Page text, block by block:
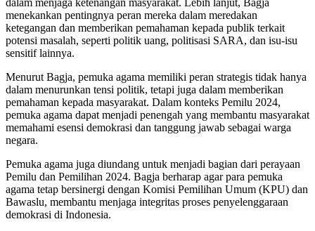
menekankan pentingnya peran mereka dalam meredakan
ketegangan dan memberikan pemahaman kepada publik terkait
potensi masalah, seperti politik uang, politisasi SARA, dan isu-isu
sensitif lainnya.
Menurut Bagja, pemuka agama memiliki peran strategis tidak hanya
dalam menurunkan tensi politik, tetapi juga dalam memberikan
pemahaman kepada masyarakat. Dalam konteks Pemilu 2024,
pemuka agama dapat menjadi penengah yang membantu masyarakat
memahami esensi demokrasi dan tanggung jawab sebagai warga
negara.
Pemuka agama juga diundang untuk menjadi bagian dari perayaan
Pemilu dan Pemilihan 2024. Bagja berharap agar para pemuka
agama tetap bersinergi dengan Komisi Pemilihan Umum (KPU) dan
Bawaslu, membantu menjaga integritas proses penyelenggaraan
demokrasi di Indonesia.